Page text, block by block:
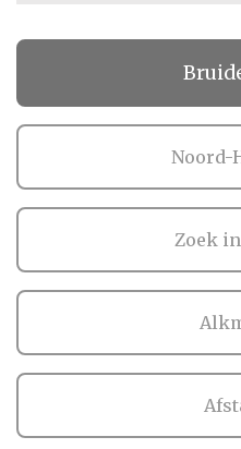
van jullie bruiloft.
Trouwen.nl alle
Voor zowel
onderdelen voor de
Trouwen.nl veel
iets gezien dat je
direct contact
Bruidegom in
Noord-
Zoek